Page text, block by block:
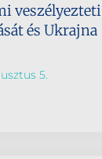
veszélyezteti
és Ukrajna
5.